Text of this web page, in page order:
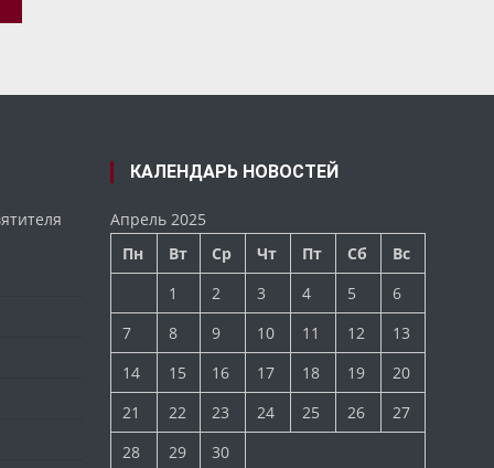
КАЛЕНДАРЬ НОВОСТЕЙ
Апрель 2025
Пн
Вт Ср Чт Пт Сб
Вс
1
2 3 4 5
6
7
8 9 10 11 12
13
14
15 16 17 18 19
20
21
22 23 24 25 26
27
28
29 30